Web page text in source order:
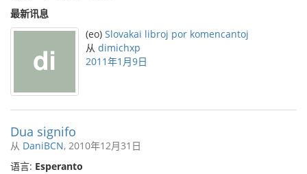
最新讯息
(eo) Slovakai libroj por komencantoj
从 dimichxp
2011年1月9日
Dua signifo
从 DaniBCN, 2010年12月31日
语言: Esperanto